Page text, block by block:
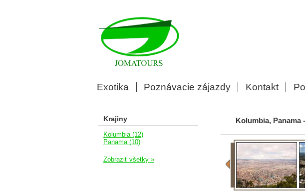
Exotika Poznávacie zájazdy Kontakt
Kolumbia, Panama
Krajiny
Kolumbia (12)
Panama (10)
Zobraziť všetky »